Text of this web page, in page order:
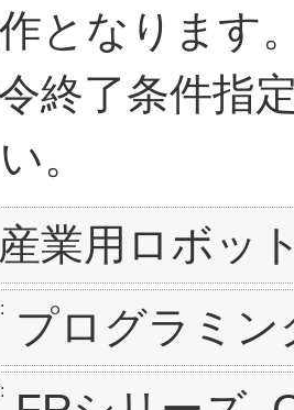
となります
終了条件指
。
産業用ロボッ
プログラミン